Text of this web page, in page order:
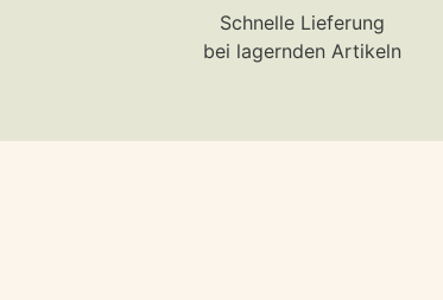
Schnelle Lieferung
bei lagernden Artikeln